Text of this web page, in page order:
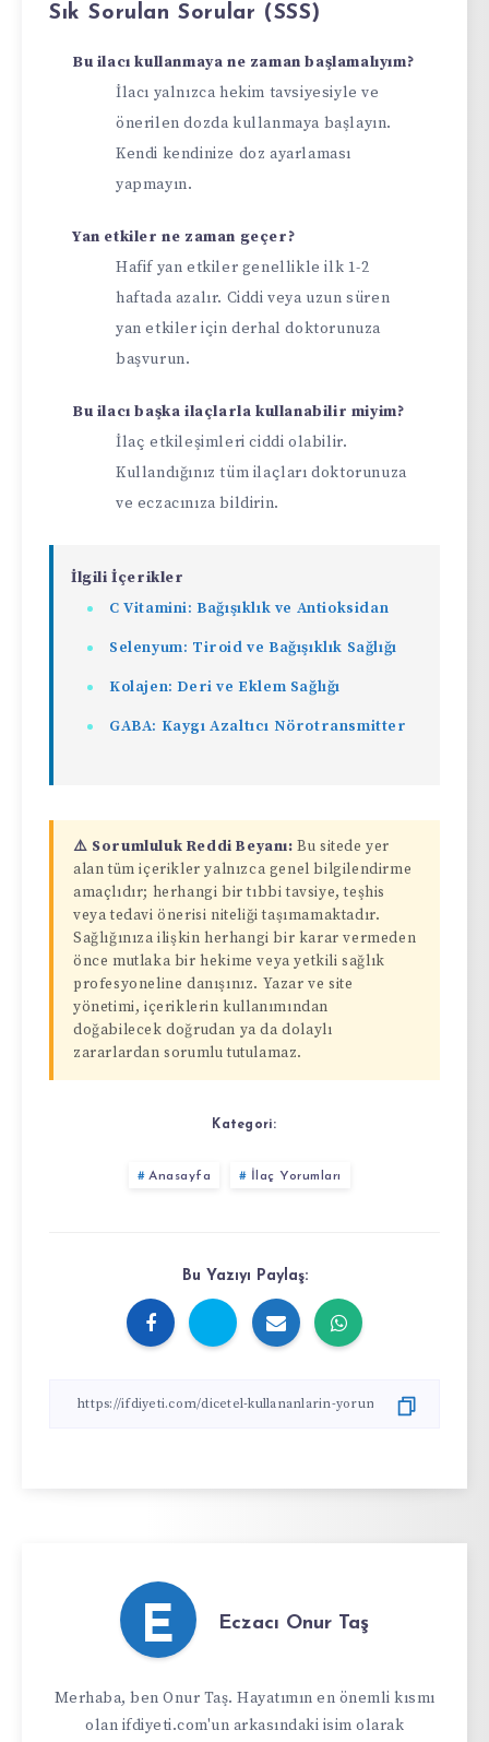
Sık Sorulan Sorular (SSS)
Bu ilacı kullanmaya ne zaman başlamalıyım?
İlacı yalnızca hekim tavsiyesiyle ve
önerilen dozda kullanmaya başlayın.
Kendi kendinize doz ayarlaması
yapmayın.
Yan etkiler ne zaman geçer?
Hafif yan etkiler genellikle ilk 1-2
haftada azalır. Ciddi veya uzun süren
yan etkiler için derhal doktorunuza
başvurun.
Bu ilacı başka ilaçlarla kullanabilir miyim?
İlaç etkileşimleri ciddi olabilir.
Kullandığınız tüm ilaçları doktorunuza
ve eczacınıza bildirin.
İlgili İçerikler
C Vitamini: Bağışıklık ve Antioksidan
Selenyum: Tiroid ve Bağışıklık Sağlığı
Kolajen: Deri ve Eklem Sağlığı
GABA: Kaygı Azaltıcı Nörotransmitter
⚠️ Sorumluluk Reddi Beyanı: Bu sitede yer
alan tüm içerikler yalnızca genel bilgilendirme
amaçlıdır; herhangi bir tıbbi tavsiye, teşhis
veya tedavi önerisi niteliği taşımamaktadır.
Sağlığınıza ilişkin herhangi bir karar vermeden
önce mutlaka bir hekime veya yetkili sağlık
profesyoneline danışınız. Yazar ve site
yönetimi, içeriklerin kullanımından
doğabilecek doğrudan ya da dolaylı
zararlardan sorumlu tutulamaz.
Kategori:
Anasayfa İlaç Yorumları
Bu Yazıyı Paylaş:
E Eczacı Onur Taş
Merhaba, ben Onur Taş. Hayatımın en önemli kısmı
olan ifdiyeti.com'un arkasındaki isim olarak